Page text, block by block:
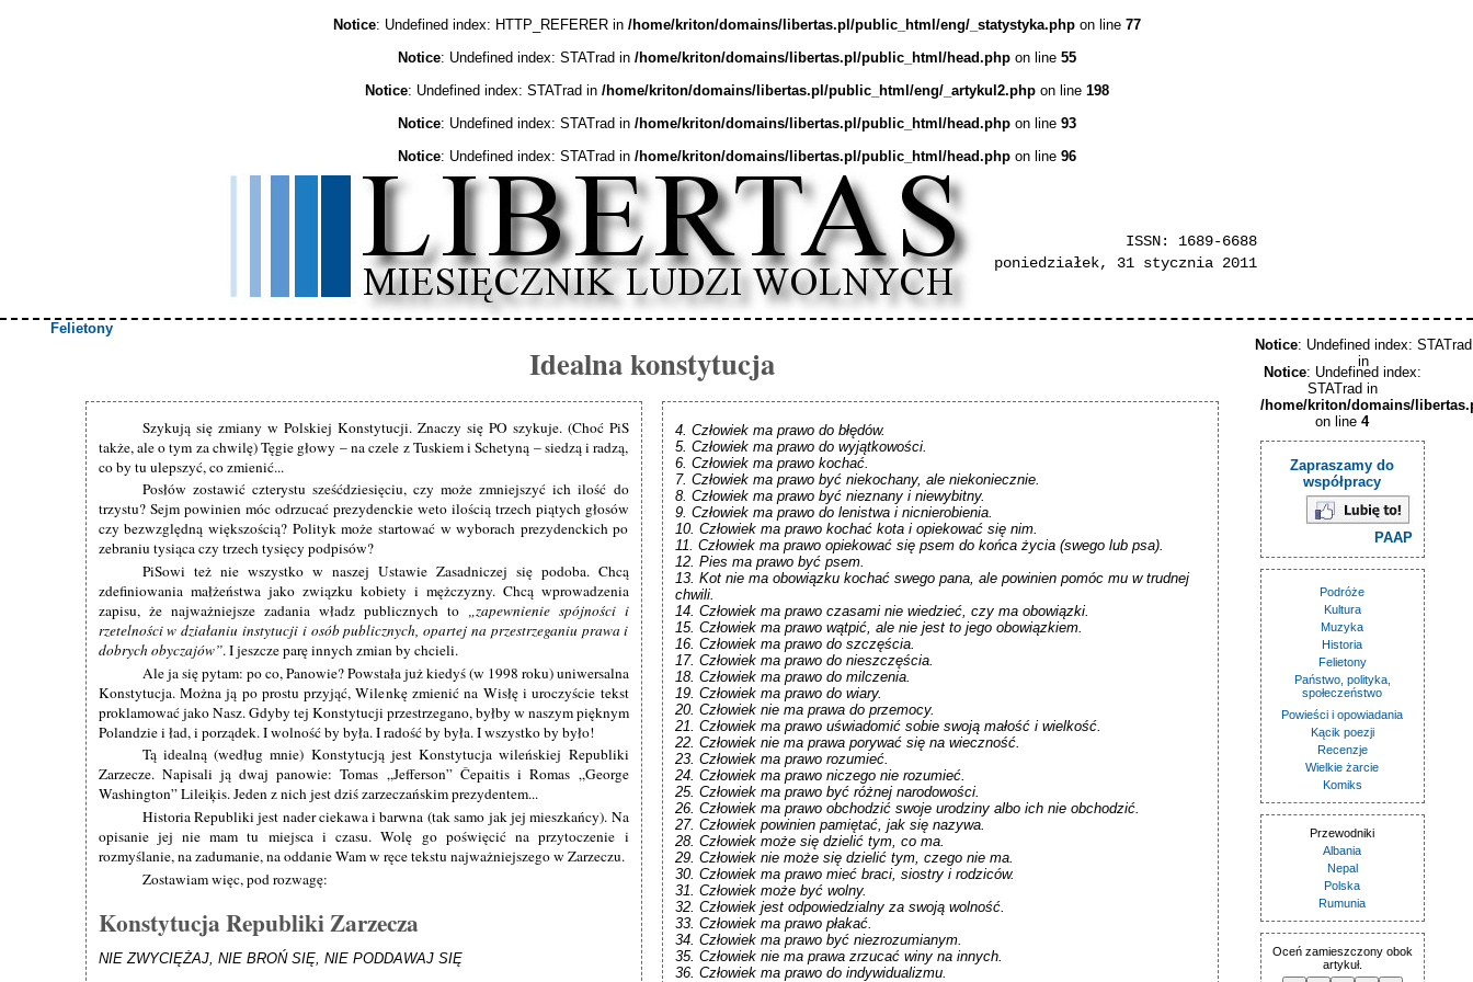
Notice: Undefined index: HTTP_REFERER in /home/kriton/domains/libertas.pl/public_html/eng/_statystyka.phpon line 77
Notice: Undefined index: STATrad in /home/kriton/domains/libertas.pl/public_html/head.phpon line 55
Notice: Undefined index: STATrad in /home/kriton/domains/libertas.pl/public_html/eng/_artykul2.phpon line 198
Notice: Undefined index: STATrad in /home/kriton/domains/libertas.pl/public_html/head.phpon line 93
Notice: Undefined index: STATrad in /home/kriton/domains/libertas.pl/public_html/head.phpon line 96
ISSN: 1689-6688
poniedziałek, 31 stycznia 2011
Felietony
Idealna konstytucja
Szykują się zmiany w Polskiej Konstytucji. Znaczy się PO szykuje. (Choć PiS
także, ale o tym za chwilę) Tęgie głowy – na czele z Tuskiem i Schetyną – siedzą i radzą,
co by tu ulepszyć, co zmienić...
Posłów zostawić czterystu sześćdziesięciu, czy może zmniejszyć ich ilość do
trzystu? Sejm powinien móc odrzucać prezydenckie weto ilością trzech piątych głosów
czy bezwzględną większością? Polityk może startować w wyborach prezydenckich po
zebraniu tysiąca czy trzech tysięcy podpisów?
PiSowi też nie wszystko w naszej Ustawie Zasadniczej się podoba. Chcą
zdefiniowania małżeństwa jako związku kobiety i mężczyzny. Chcą wprowadzenia
zapisu, że najważniejsze zadania władz publicznych to
zapewnienie spójności i
rzetelności w działaniu instytucji i osób publicznych, opartej na przestrzeganiu prawa i
dobrych obyczajów . I jeszcze parę innych zmian by chcieli.
Ale ja się pytam: po co, Panowie? Powstała już kiedyś (w 1998 roku) uniwersalna
Konstytucja. Można ją po prostu przyjąć, Wilenkę zmienić na Wisłę i uroczyście tekst
proklamować jako Nasz. Gdyby tej Konstytucji przestrzegano, byłby w naszym pięknym
Polandzie i ład, i porządek. I wolność by była. I radość by była. I wszystko by było!
Tą idealną (według mnie) Konstytucją jest Konstytucja wileńskiej Republiki
Zarzecze. Napisali ją dwaj panowie: Tomas „Jefferson” Čepaitis i Romas „George
Washington” Lileiķis. Jeden z nich jest dziś zarzeczańskim prezydentem...
Historia Republiki jest nader ciekawa i barwna (tak samo jak jej mieszkańcy). Na
opisanie jej nie mam tu miejsca i czasu. Wolę go poświęcić na przytoczenie i
rozmyślanie, na zadumanie, na oddanie Wam w ręce tekstu najważniejszego w Zarzeczu.
Zostawiam więc, pod rozwagę:
Konstytucja Republiki Zarzecza
NIE ZWYCIĘŻAJ, NIE BROŃ SIĘ, NIE PODDAWAJ SIĘ
4. Człowiek ma prawo do błędów.
5. Człowiek ma prawo do wyjątkowości.
6. Człowiek ma prawo kochać.
7. Człowiek ma prawo być niekochany, ale niekoniecznie.
8. Człowiek ma prawo być nieznany i niewybitny.
9. Człowiek ma prawo do lenistwa i nicnierobienia.
10. Człowiek ma prawo kochać kota i opiekować się nim.
11. Człowiek ma prawo opiekować się psem do końca życia (swego lub psa).
12. Pies ma prawo być psem.
13. Kot nie ma obowiązku kochać swego pana, ale powinien pomóc mu w trudnej
chwili.
14. Człowiek ma prawo czasami nie wiedzieć, czy ma obowiązki.
15. Człowiek ma prawo wątpić, ale nie jest to jego obowiązkiem.
16. Człowiek ma prawo do szczęścia.
17. Człowiek ma prawo do nieszczęścia.
18. Człowiek ma prawo do milczenia.
19. Człowiek ma prawo do wiary.
20. Człowiek nie ma prawa do przemocy.
21. Człowiek ma prawo uświadomić sobie swoją małość i wielkość.
22. Człowiek nie ma prawa porywać się na wieczność.
23. Człowiek ma prawo rozumieć.
24. Człowiek ma prawo niczego nie rozumieć.
25. Człowiek ma prawo być różnej narodowości.
26. Człowiek ma prawo obchodzić swoje urodziny albo ich nie obchodzić.
27. Człowiek powinien pamiętać, jak się nazywa.
28. Człowiek może się dzielić tym, co ma.
29. Człowiek nie może się dzielić tym, czego nie ma.
30. Człowiek ma prawo mieć braci, siostry i rodziców.
31. Człowiek może być wolny.
32. Człowiek jest odpowiedzialny za swoją wolność.
33. Człowiek ma prawo płakać.
34. Człowiek ma prawo być niezrozumianym.
35. Człowiek nie ma prawa zrzucać winy na innych.
36. Człowiek ma prawo do indywidualizmu.
Notice: Undefined index:
STATrad in
/home/kriton/domains/
on line 4
Zapraszamy do
współpracy
PAAP
Podróże
Kultura
Muzyka
Historia
Felietony
Państwo, polityka,
społeczeństwo
Powieści i opowiadania
Kącik poezji
Recenzje
Wielkie żarcie
Komiks
Przewodniki
Albania
Nepal
Polska
Rumunia
Oceń zamieszczony obok
artykuł.
Notice: Undefined index: STATrad
in